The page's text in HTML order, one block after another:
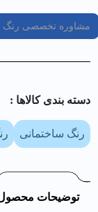
مشاوره تخصصی رنگ
دسته بندی کالا‌ها :
رنگ ساختمانی
توضیحات